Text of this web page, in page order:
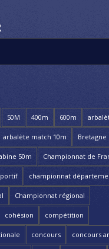
50M 400m 600m
arbalète match 10m Bretagne
50m Championnat de
championnat
Championnat régional
cohésion compétition
concours concours